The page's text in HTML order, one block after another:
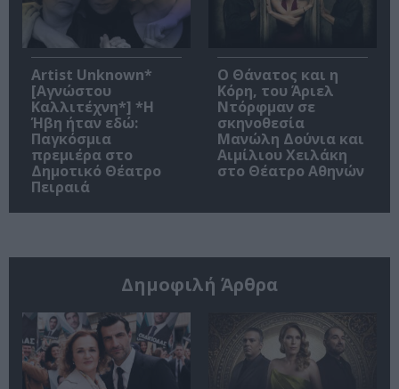
Artist Unknown*
[Αγνώστου
Καλλιτέχνη*] *Η
Ήβη ήταν εδώ:
Παγκόσμια
πρεμιέρα στο
Δημοτικό Θέατρο
Πειραιά
Ο Θάνατος και η
Κόρη, του Άριελ
Ντόρφμαν σε
σκηνοθεσία
Μανώλη Δούνια και
Αιμίλιου Χειλάκη
στο Θέατρο Αθηνών
Δημοφιλή Άρθρα